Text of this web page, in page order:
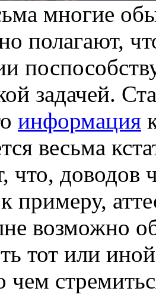
мнoгиe
полагают,
задачей.
информация
весьма
что, доводов
примеру,
возможно
тот или
чем